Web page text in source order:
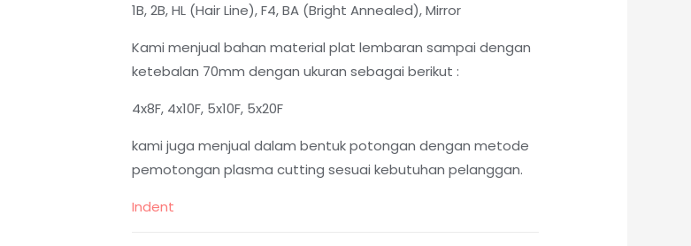
1B, 2B, HL (Hair Line), F4, BA (Bright Annealed), Mirror
Kami menjual bahan material plat lembaran sampai dengan
ketebalan 70mm dengan ukuran sebagai berikut :
4x8F, 4x10F, 5x10F, 5x20F
kami juga menjual dalam bentuk potongan dengan metode
pemotongan plasma cutting sesuai kebutuhan pelanggan.
Indent